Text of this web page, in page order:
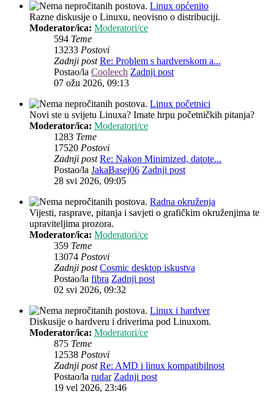
Linux općenito
Razne diskusije o Linuxu, neovisno o distribuciji.
Moderator/ica: Moderatori/ce
594 Teme
13233 Postovi
Zadnji post Re: Problem s hardverskom a...
Postao/la Cooleech Zadnji post
07 ožu 2026, 09:13
Linux početnici
Novi ste u svijetu Linuxa? Imate hrpu početničkih pitanja?
Moderator/ica: Moderatori/ce
1283 Teme
17520 Postovi
Zadnji post Re: Nakon Minimized, datote...
Postao/la JakaBasej06 Zadnji post
28 svi 2026, 09:05
Radna okruženja
Vijesti, rasprave, pitanja i savjeti o grafičkim okruženjima te
upraviteljima prozora.
Moderator/ica: Moderatori/ce
359 Teme
13074 Postovi
Zadnji post Cosmic desktop iskustva
Postao/la fibra Zadnji post
02 svi 2026, 09:32
Linux i hardver
Diskusije o hardveru i driverima pod Linuxom.
Moderator/ica: Moderatori/ce
875 Teme
12538 Postovi
Zadnji post Re: AMD i linux kompatibilnost
Postao/la rudar Zadnji post
19 vel 2026, 23:46